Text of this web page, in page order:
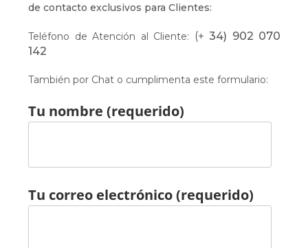
de contacto exclusivos para Clientes:
Teléfono de Atención al Cliente: (+ 34) 902 070
142
También por Chat o cumplimenta este formulario:
Tu nombre (requerido)
Tu correo electrónico (requerido)